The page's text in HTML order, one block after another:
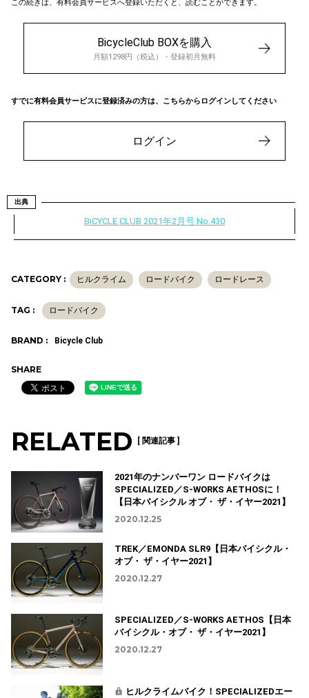
この続きは、有料会員サービスへ登録いただくと、読むことができます。
BicycleClub BOXを購入
月額1298円（税込）・登録初月無料
すでに有料会員サービスに登録済みの方は、こちらからログインしてください
ログイン
出典
BiCYCLE CLUB 2021年2月号 No.430
CATEGORY : ヒルクライム ロードバイク ロードレース
TAG : ロードバイク
BRAND : Bicycle Club
SHARE
RELATED [ 関連記事 ]
2021年のナンバーワン ロードバイクは
SPECIALIZED／S-WORKS AETHOSに！
【日本バイシクル オブ・ ザ・イヤー2021】
2020.12.25
TREK／EMONDA SLR9【日本バイシクル・
オブ・ ザ・イヤー2021】
2020.12.27
SPECIALIZED／S-WORKS AETHOS【日本
バイシクル・オブ・ ザ・イヤー2021】
2020.12.27
ヒルクライムバイク！SPECIALIZEDエー